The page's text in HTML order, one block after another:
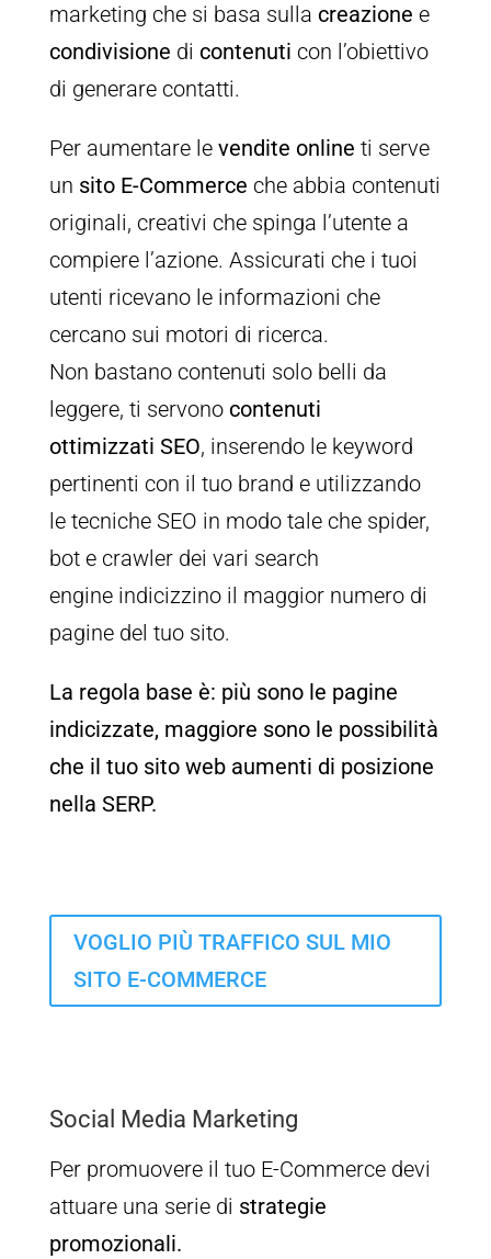
marketing che si basa sulla creazione e
condivisione di contenuti con l’obiettivo
di generare contatti.
Per aumentare levendite online ti serve
un sito E-Commerce che abbia contenuti
originali, creativi che spinga l’utente a
compiere l’azione. Assicurati che i tuoi
utenti ricevano le informazioni che
cercano sui motori di ricerca.
Non bastano contenuti solo belli da
leggere, ti servono contenuti
ottimizzati SEO, inserendo le keyword
pertinenti con il tuo brand e utilizzando
le tecniche SEO in modo tale che spider,
bot e crawler dei vari search
engine indicizzino il maggior numero di
pagine del tuo sito.
La regola base è: più sono le pagine
indicizzate, maggiore sono le possibilità
che il tuo sito web aumenti di posizione
nella SERP.
VOGLIO PIÙ TRAFFICO SUL MIO
SITO E-COMMERCE
Social Media Marketing
Per promuovere il tuo E-Commerce devi
attuare una serie di strategie
promozionali.